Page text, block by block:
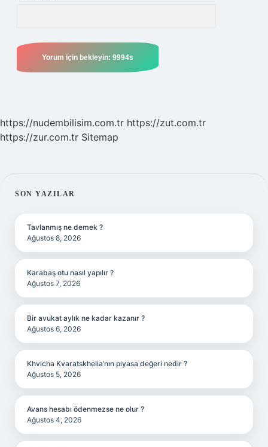
https://nudembilisim.com.tr https://zut.com.tr
https://zur.com.tr Sitemap
SIDEBAR
SON YAZILAR
Tavlanmış ne demek ?
Ağustos 8, 2026
Karabaş otu nasıl yapılır ?
Ağustos 7, 2026
Bir avukat aylık ne kadar kazanır ?
Ağustos 6, 2026
Khvicha Kvaratskhelia’nın piyasa değeri nedir ?
Ağustos 5, 2026
Avans hesabı ödenmezse ne olur ?
Ağustos 4, 2026